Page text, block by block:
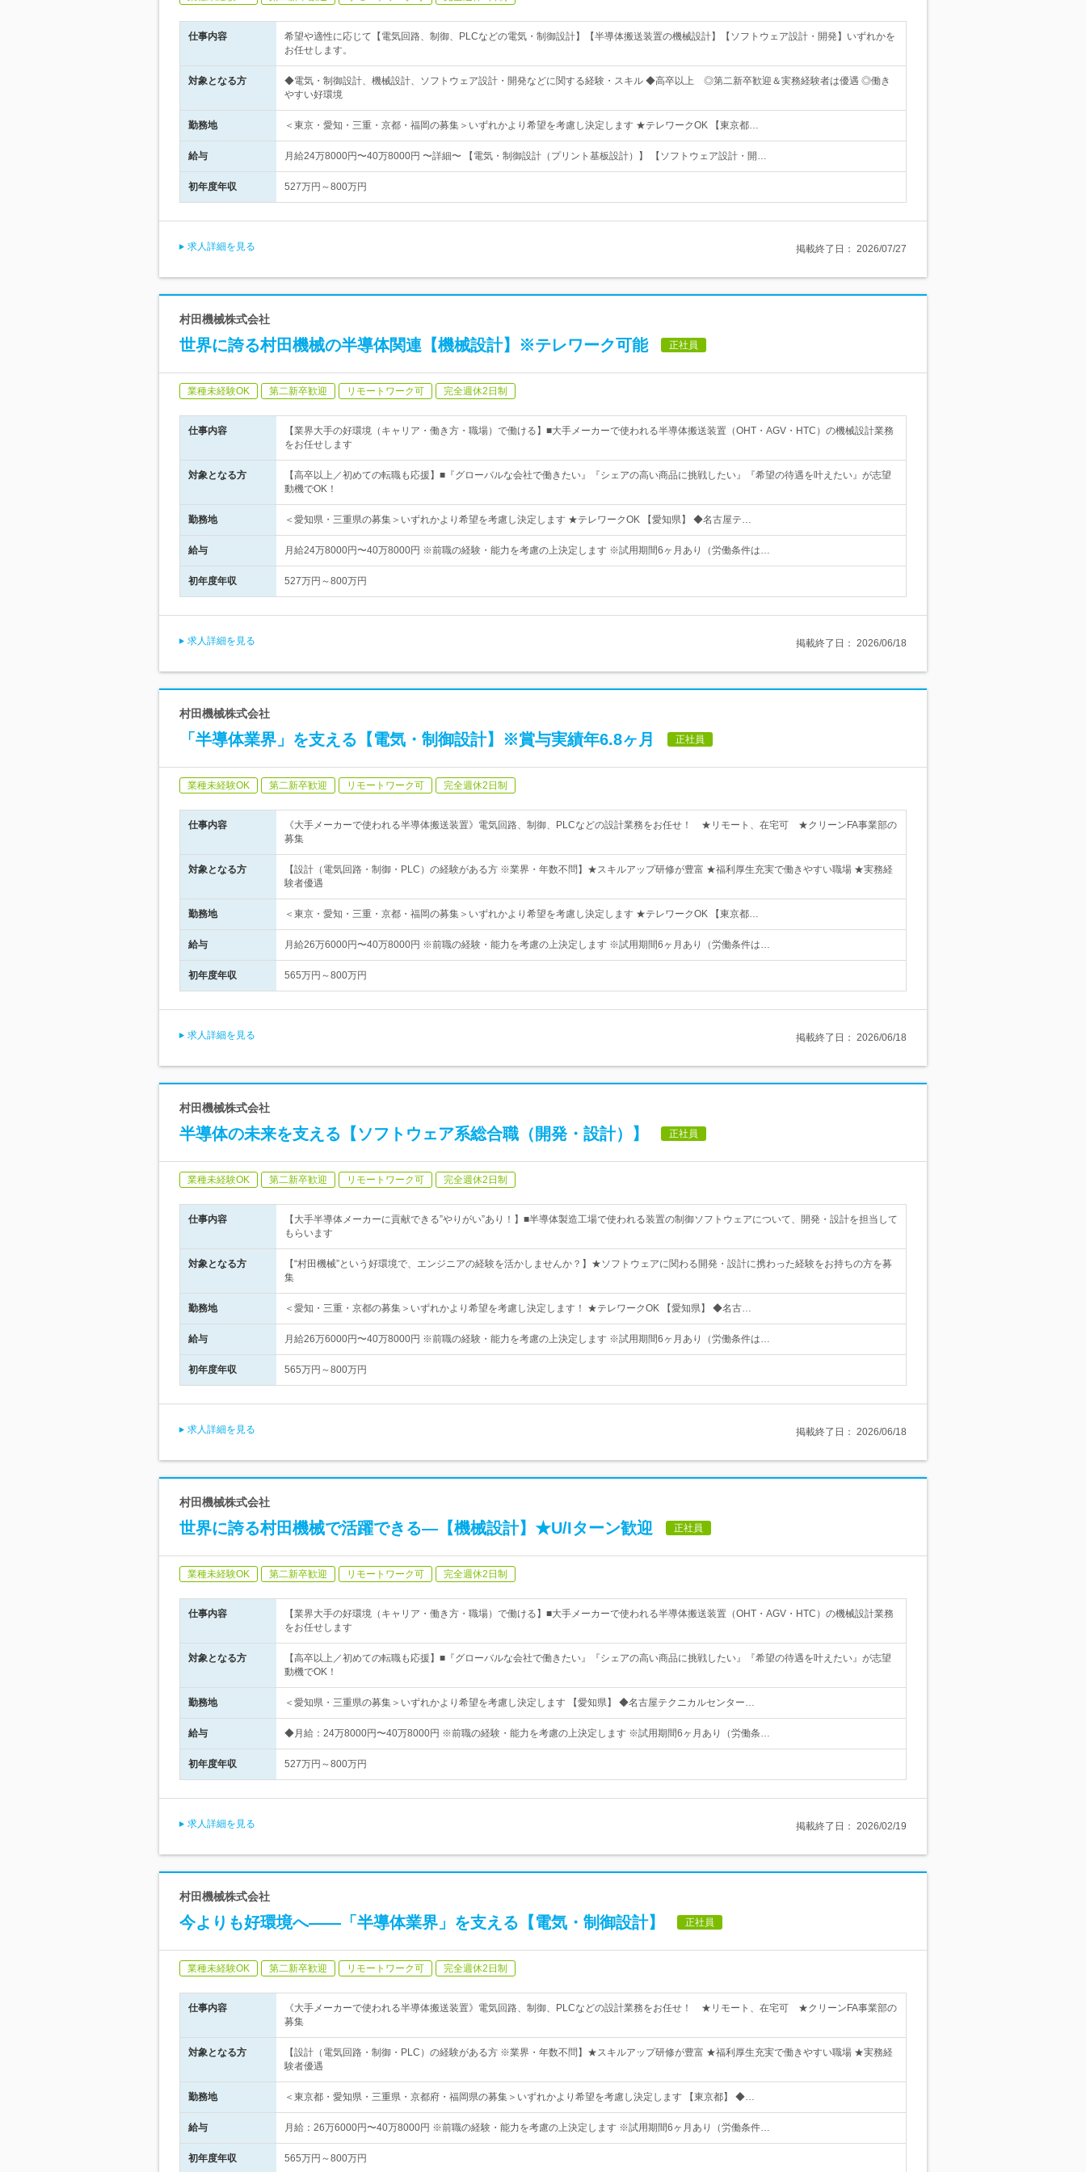
仕事内容
希望や適性に応じて【電気回路、制御、PLCなどの電気・制御設計】【半導体搬送装置の機械設計】【ソフトウェア設計・開発】いずれかを
お任せします。
対象となる方
◆電気・制御設計、機械設計、ソフトウェア設計・開発などに関する経験・スキル ◆高卒以上 ◎第二新卒歓迎＆実務経験者は優遇 ◎働き
やすい好環境
勤務地 ＜東京・愛知・三重・京都・福岡の募集＞いずれかより希望を考慮し決定します ★テレワークOK 【東京都…
給与 月給24万8000円〜40万8000円 〜詳細〜 【電気・制御設計（プリント基板設計）】 【ソフトウェア設計・開…
初年度年収 527万円～800万円
求人詳細を見る 掲載終了日： 2026/07/27
村田機械株式会社
世界に誇る村田機械の半導体関連【機械設計】※テレワーク可能 正社員
業種未経験OK 第二新卒歓迎 リモートワーク可 完全週休2日制
仕事内容
【業界大手の好環境（キャリア・働き方・職場）で働ける】■大手メーカーで使われる半導体搬送装置（OHT・AGV・HTC）の機械設計業務
をお任せします
対象となる方
【高卒以上／初めての転職も応援】■『グローバルな会社で働きたい』『シェアの高い商品に挑戦したい』『希望の待遇を叶えたい』が志望
動機でOK！
勤務地 ＜愛知県・三重県の募集＞いずれかより希望を考慮し決定します ★テレワークOK 【愛知県】 ◆名古屋テ…
給与 月給24万8000円〜40万8000円 ※前職の経験・能力を考慮の上決定します ※試用期間6ヶ月あり（労働条件は…
初年度年収 527万円～800万円
求人詳細を見る 掲載終了日： 2026/06/18
村田機械株式会社
「半導体業界」を支える【電気・制御設計】※賞与実績年6.8ヶ月 正社員
業種未経験OK 第二新卒歓迎 リモートワーク可 完全週休2日制
仕事内容
《大手メーカーで使われる半導体搬送装置》電気回路、制御、PLCなどの設計業務をお任せ！ ★リモート、在宅可 ★クリーンFA事業部の
募集
対象となる方
【設計（電気回路・制御・PLC）の経験がある方 ※業界・年数不問】★スキルアップ研修が豊富 ★福利厚生充実で働きやすい職場 ★実務経
験者優遇
勤務地 ＜東京・愛知・三重・京都・福岡の募集＞いずれかより希望を考慮し決定します ★テレワークOK 【東京都…
給与 月給26万6000円〜40万8000円 ※前職の経験・能力を考慮の上決定します ※試用期間6ヶ月あり（労働条件は…
初年度年収 565万円～800万円
求人詳細を見る 掲載終了日： 2026/06/18
村田機械株式会社
半導体の未来を支える【ソフトウェア系総合職（開発・設計）】 正社員
業種未経験OK 第二新卒歓迎 リモートワーク可 完全週休2日制
仕事内容
【大手半導体メーカーに貢献できる”やりがい”あり！】■半導体製造工場で使われる装置の制御ソフトウェアについて、開発・設計を担当して
もらいます
対象となる方
【“村田機械”という好環境で、エンジニアの経験を活かしませんか？】★ソフトウェアに関わる開発・設計に携わった経験をお持ちの方を募
集
勤務地 ＜愛知・三重・京都の募集＞いずれかより希望を考慮し決定します！ ★テレワークOK 【愛知県】 ◆名古…
給与 月給26万6000円〜40万8000円 ※前職の経験・能力を考慮の上決定します ※試用期間6ヶ月あり（労働条件は…
初年度年収 565万円～800万円
求人詳細を見る 掲載終了日： 2026/06/18
村田機械株式会社
世界に誇る村田機械で活躍できる―【機械設計】★U/Iターン歓迎 正社員
業種未経験OK 第二新卒歓迎 リモートワーク可 完全週休2日制
仕事内容
【業界大手の好環境（キャリア・働き方・職場）で働ける】■大手メーカーで使われる半導体搬送装置（OHT・AGV・HTC）の機械設計業務
をお任せします
対象となる方
【高卒以上／初めての転職も応援】■『グローバルな会社で働きたい』『シェアの高い商品に挑戦したい』『希望の待遇を叶えたい』が志望
動機でOK！
勤務地 ＜愛知県・三重県の募集＞いずれかより希望を考慮し決定します 【愛知県】 ◆名古屋テクニカルセンター…
給与 ◆月給：24万8000円〜40万8000円 ※前職の経験・能力を考慮の上決定します ※試用期間6ヶ月あり（労働条…
初年度年収 527万円～800万円
求人詳細を見る 掲載終了日： 2026/02/19
村田機械株式会社
今よりも好環境へ――「半導体業界」を支える【電気・制御設計】 正社員
業種未経験OK 第二新卒歓迎 リモートワーク可 完全週休2日制
仕事内容
《大手メーカーで使われる半導体搬送装置》電気回路、制御、PLCなどの設計業務をお任せ！ ★リモート、在宅可 ★クリーンFA事業部の
募集
対象となる方
【設計（電気回路・制御・PLC）の経験がある方 ※業界・年数不問】★スキルアップ研修が豊富 ★福利厚生充実で働きやすい職場 ★実務経
験者優遇
勤務地 ＜東京都・愛知県・三重県・京都府・福岡県の募集＞いずれかより希望を考慮し決定します 【東京都】 ◆…
給与 月給：26万6000円〜40万8000円 ※前職の経験・能力を考慮の上決定します ※試用期間6ヶ月あり（労働条件…
初年度年収 565万円～800万円